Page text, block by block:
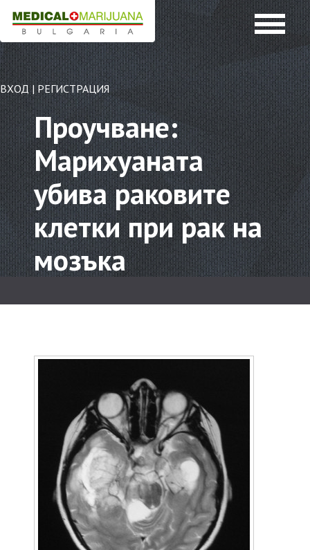
ВХОД | РЕГИСТРАЦИЯ
Проучване:
Марихуаната
убива раковите
клетки при рак на
мозъка